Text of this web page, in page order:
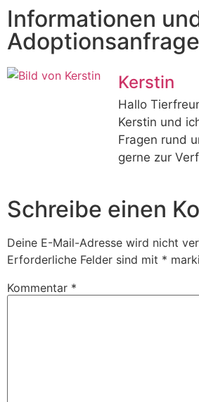
Informationen
Kerstin
Hallo
Kerstin und
Fragen rund
gerne zur
Schreibe einen
Deine E-Mail-Adresse wird nicht
Erforderliche Felder sind mit *
Kommentar *